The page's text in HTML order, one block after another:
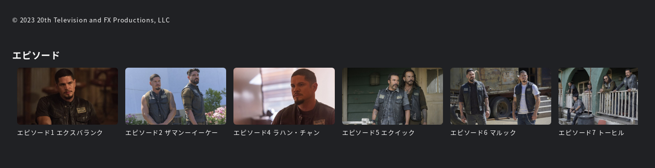
© 2023 20th Television and FX Productions, LLC
エピソード
エピソード1 エクスバランク エピソード2 ザマンーイーケー エピソード4 ラハン・チャン エピソード5 エクイック エピソード6 マルック エピソード7 トーヒル